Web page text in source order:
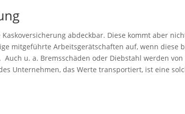
abdeckbar. Diese kommt aber
mitgeführte Arbeitsgerätschaften auf, wenn diese
u. a. Bremsschäden oder Diebstahl werden
Unternehmen, das Werte transportiert, ist eine